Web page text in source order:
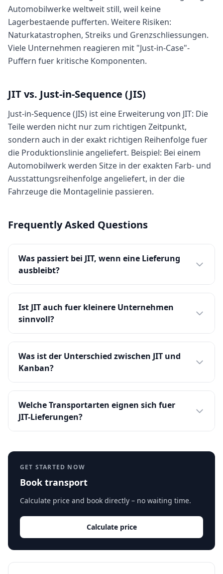
Automobilwerke weltweit still, weil keine
Lagerbestaende pufferten. Weitere Risiken:
Naturkatastrophen, Streiks und Grenzschliessungen.
Viele Unternehmen reagieren mit "Just-in-Case"-
Puffern fuer kritische Komponenten.
JIT vs. Just-in-Sequence (JIS)
Just-in-Sequence (JIS) ist eine Erweiterung von JIT: Die
Teile werden nicht nur zum richtigen Zeitpunkt,
sondern auch in der exakt richtigen Reihenfolge fuer
die Produktionslinie angeliefert. Beispiel: Bei einem
Automobilwerk werden Sitze in der exakten Farb- und
Ausstattungsreihenfolge angeliefert, in der die
Fahrzeuge die Montagelinie passieren.
Frequently Asked Questions
Was passiert bei JIT, wenn eine Lieferung
ausbleibt?
Ist JIT auch fuer kleinere Unternehmen
sinnvoll?
Was ist der Unterschied zwischen JIT und
Kanban?
Welche Transportarten eignen sich fuer
JIT-Lieferungen?
GET STARTED NOW
Book transport
Calculate price and book directly – no waiting time.
Calculate price